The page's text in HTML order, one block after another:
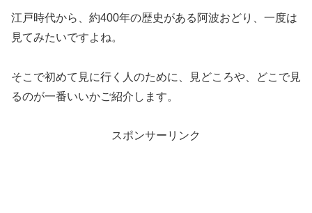
江戸時代から、約400年の歴史がある阿波おどり、一度は
見てみたいですよね。
そこで初めて見に行く人のために、見どころや、どこで見
るのが一番いいかご紹介します。
スポンサーリンク